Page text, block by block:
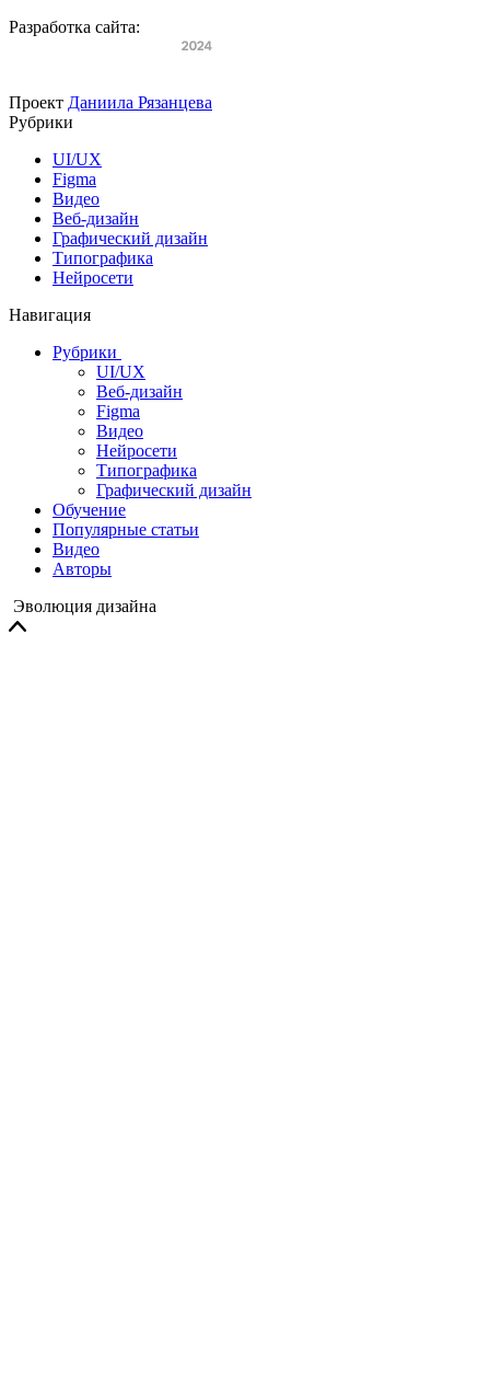
Разработка сайта:
Проект Даниила Рязанцева
Рубрики
UI/UX
Figma
Видео
Веб-дизайн
Графический дизайн
Типографика
Нейросети
Навигация
Рубрики
UI/UX
Веб-дизайн
Figma
Видео
Нейросети
Типографика
Графический дизайн
Обучение
Популярные статьи
Видео
Авторы
Эволюция дизайна